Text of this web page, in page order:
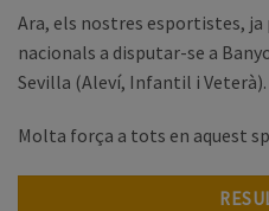
Ara, els nostres esportistes,
nacionals a disputar-se a
Sevilla (Aleví, Infantil i Veterà).
Molta força a tots en aquest